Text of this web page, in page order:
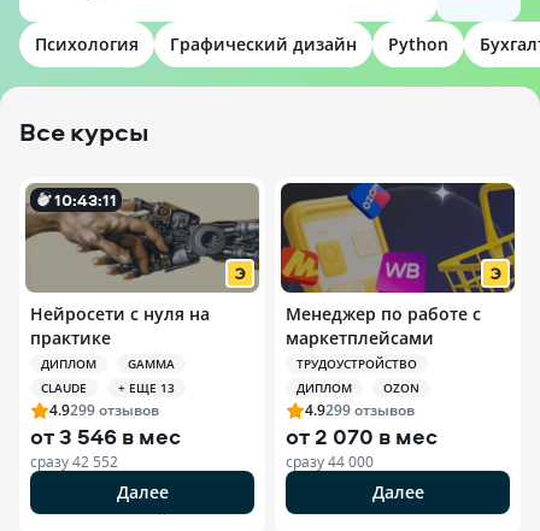
Психология Графический дизайн Python
Все курсы
10:43:10
Нейросети с нуля на
практике
ДИПЛОМ
GAMMA
CLAUDE
+ ЕЩЕ 13
4.9299отзывов
от3 546 в мес
сразу42 552
Далее
Менеджер по работе с
маркетплейсами
ТРУДОУСТРОЙСТВО
ДИПЛОМ
OZON
4.9299отзывов
от2 070 в мес
сразу44 000
Далее